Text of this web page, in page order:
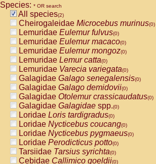
Species: * OR search
All species(2)
Cheirogaleidae Microcebus murinus(0)
Lemuridae Eulemur fulvus(0)
Lemuridae Eulemur macaco(0)
Lemuridae Eulemur mongoz(0)
Lemuridae Lemur catta(0)
Lemuridae Varecia variegata(0)
Galagidae Galago senegalensis(0)
Galagidae Galago demidovii(0)
Galagidae Otolemur crassicaudatus(0)
Galagidae Galagidae spp.(0)
Loridae Loris tardigradus(0)
Loridae Nycticebus coucang(0)
Loridae Nycticebus pygmaeus(0)
Loridae Perodicticus potto(0)
Tarsiidae Tarsius syrichta(0)
Cebidae Callimico goeldii(0)